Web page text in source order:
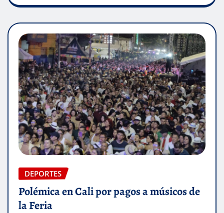
DEPORTES
Polémica en Cali por pagos a músicos de
la Feria